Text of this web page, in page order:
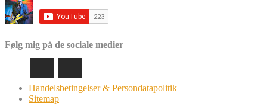
Følg mig på de sociale medier
Handelsbetingelser & Persondatapolitik
Sitemap